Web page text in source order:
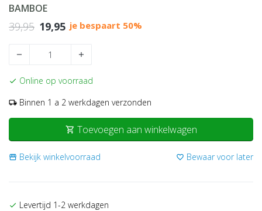
BAMBOE
39,95 19,95 je bespaart 50%
remove add
check Online op voorraad
local_shipping Binnen 1 a 2 werkdagen verzonden
shopping_cart Toevoegen aan winkelwagen
storefront Bekijk winkelvoorraad favorite_border Bewaar voor later
check Levertijd 1-2 werkdagen